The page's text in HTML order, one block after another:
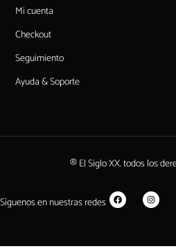
Mi cuenta
Checkout
Seguimiento
Ayuda & Soporte
® El Siglo XX. todos los
Síguenos en nuestras redes